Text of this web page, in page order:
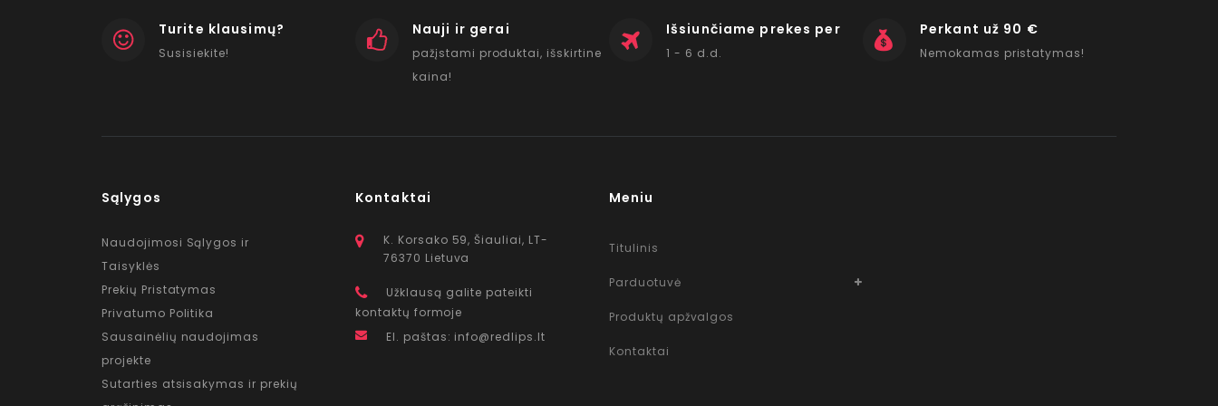
Turite klausimų?
Susisiekite!
Nauji ir gerai
pažįstami produktai, išskirtine
kaina!
Išsiunčiame prekes per
1 - 6 d.d.
Perkant už 90 €
Nemokamas pristatymas!
Sąlygos
Naudojimosi Sąlygos ir
Taisyklės
Prekių Pristatymas
Privatumo Politika
Sausainėlių naudojimas
projekte
Sutarties atsisakymas ir prekių
Kontaktai
K. Korsako 59, Šiauliai, LT-
76370 Lietuva
Užklausą galite pateikti
kontaktų formoje
El. paštas: info@redlips.lt
Meniu
Titulinis
Parduotuvė
Produktų apžvalgos
Kontaktai